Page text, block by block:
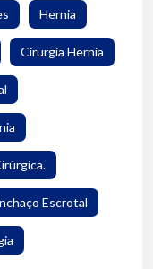
Hernia
Cirurgia Hernia
Escrotal